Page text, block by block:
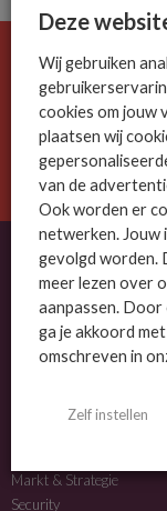
De ICT-wereld
Meld je nu aan voor
OVER MSP BUSINESS
MSP Business is het
NIEUWS
Markt & Strategie
Security
Deze
Wij gebruiken
cookies om jouw
plaatsen wij
van de
Ook worden er
netwerken. Jouw
gevolgd worden.
meer lezen over
aanpassen. Door
ga je akkoord
omschreven in
Zelf instellen